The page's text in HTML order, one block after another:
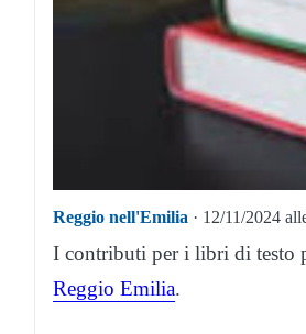
Reggio nell'Emilia · 12/11/2024
I contributi per i libri di testo
Reggio Emilia.